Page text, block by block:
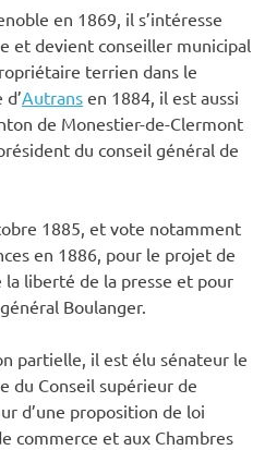
en 1869, il s’intéresse
et devient conseiller municipal
terrien dans le
Autrans en 1884, il est aussi
de Monestier-de-Clermont
du conseil général de
1885, et vote notamment
en 1886, pour le projet de
liberté de la presse et pour
Boulanger.
partielle, il est élu sénateur le
du Conseil supérieur de
d’une proposition de loi
commerce et aux Chambres